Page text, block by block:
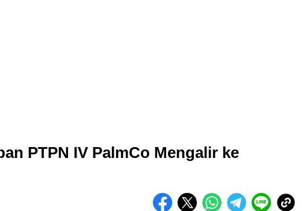
PTPN IV PalmCo Mengalir ke